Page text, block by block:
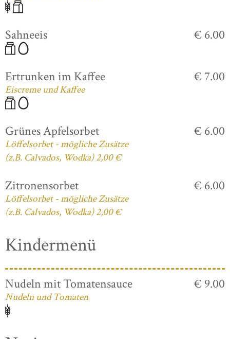
Sahneeis € 6.00
Ertrunken im Kaffee
Eiscreme und Kaffee
€ 7.00
Grünes Apfelsorbet
Löffelsorbet - mögliche Zusätze
(z.B. Calvados, Wodka) 2,00 €
€ 6.00
Zitronensorbet
Löffelsorbet - mögliche Zusätze
(z.B. Calvados, Wodka) 2,00 €
€ 6.00
Kindermenü
Nudeln mit Tomatensauce
Nudeln und Tomaten
€ 9.00